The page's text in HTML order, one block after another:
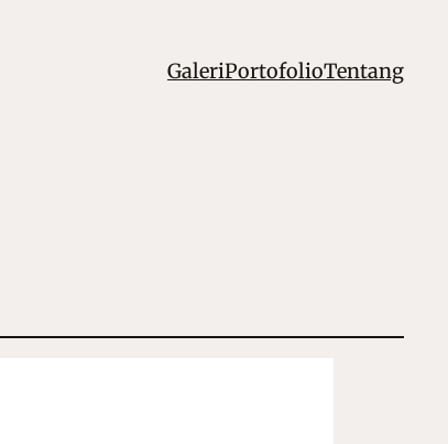
GaleriPortofolioTentang